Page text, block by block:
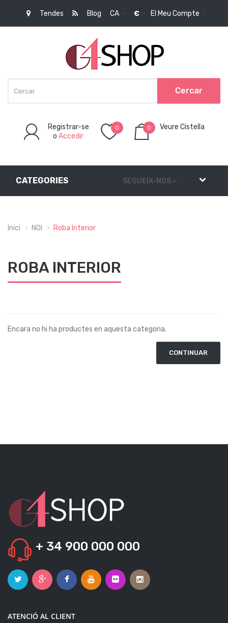
Tendes Blog CA € El Meu Compte
Cercar
Registrar-se
o Accedir
0
0
Article(s)
0,00€
Veure Cistella
SEGUEIX-NOS
CATEGORIES
Inici NOI Roba Interior
ROBA INTERIOR
Encara no hi ha productes en aquesta categoria.
CONTINUAR
+ 34 900 000 000
ATENCIÓ AL CLIENT